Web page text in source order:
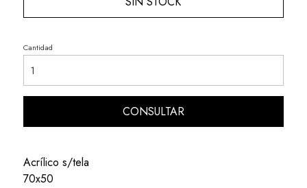
Cantidad
CONSULTAR
Acrílico s/tela
70x50